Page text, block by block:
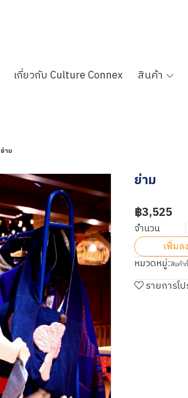
เกี่ยวกับ Culture Connex สินค้า
ย่าม
ย่าม
฿3,525
จำนวน
เพิ่มล
หมวดหมู่:สินค้า
รายการโ